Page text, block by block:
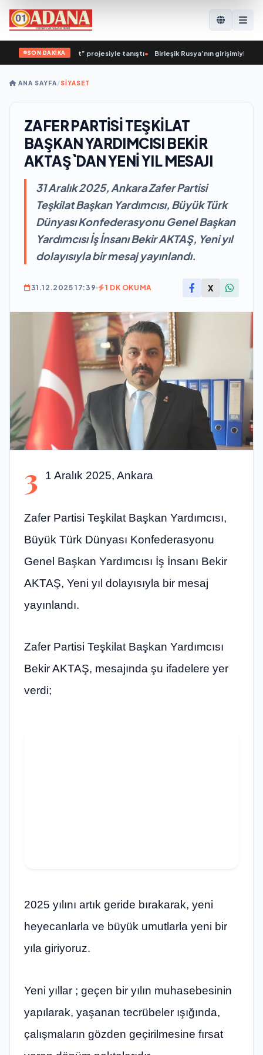
SON DAKİKA
Cumhuriyet” projesiyle tanıştı• Birleşik Rusya’nın girişimiyle
ANA SAYFA/SİYASET
ZAFER PARTİSİ TEŞKİLAT
BAŞKAN YARDIMCISI BEKİR
AKTAŞ`DAN YENİ YIL MESAJI
31 Aralık 2025, Ankara Zafer Partisi
Teşkilat Başkan Yardımcısı, Büyük Türk
Dünyası Konfederasyonu Genel Başkan
Yardımcısı İş İnsanı Bekir AKTAŞ, Yeni yıl
dolayısıyla bir mesaj yayınlandı.
31.12.2025 17:39 1 DK OKUMA X
3 1 Aralık 2025, Ankara
Zafer Partisi Teşkilat Başkan Yardımcısı,
Büyük Türk Dünyası Konfederasyonu
Genel Başkan Yardımcısı İş İnsanı Bekir
AKTAŞ, Yeni yıl dolayısıyla bir mesaj
yayınlandı.
Zafer Partisi Teşkilat Başkan Yardımcısı
Bekir AKTAŞ, mesajında şu ifadelere yer
verdi;
2025 yılını artık geride bırakarak, yeni
heyecanlarla ve büyük umutlarla yeni bir
yıla giriyoruz.
Yeni yıllar ; geçen bir yılın muhasebesinin
yapılarak, yaşanan tecrübeler ışığında,
çalışmaların gözden geçirilmesine fırsat